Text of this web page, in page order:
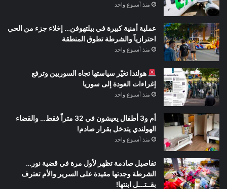
منذ أسبوع واحد
عملية أمنية كبيرة في بيلتهوفن… إخلاء جزء من الحي
احترازياً والشرطة تطوق المنطقة
منذ أسبوع واحد
هولندا تغيّر سياستها تجاه السوريين وترفع
إغراءات العودة إلى سوريا
منذ أسبوع واحد
أم و3 أطفال يعيشون في 32 متراً فقط… والقضاء
الهولندي يتدخل بقرار صادم!
منذ أسبوع واحد
تفاصيل صادمة تظهر لأول مرة في قضية نور…
الشرطة وجدتها مقيدة على السرير والأم تعترف
بقــتـ.ـل ابنتها!